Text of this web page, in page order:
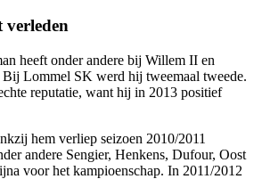
verleden
heeft onder andere bij Willem II en
Lommel SK werd hij tweemaal tweede.
reputatie, want hij in 2013 positief
hem verliep seizoen 2010/2011
andere Sengier, Henkens, Dufour, Oost
voor het kampioenschap. In 2011/2012